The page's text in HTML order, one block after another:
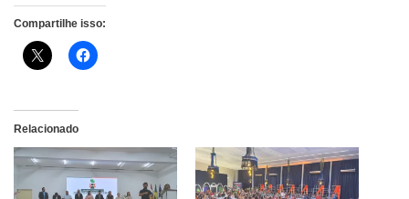
Compartilhe isso:
Relacionado